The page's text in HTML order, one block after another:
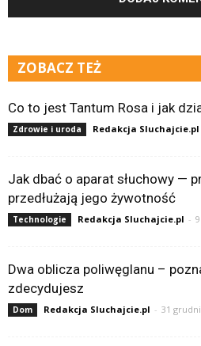
ZOBACZ TEŻ
Co to jest Tantum Rosa i jak
Zdrowie i uroda Redakcja Sluchajcie.pl
Jak dbać o aparat słuchowy —
przedłużają jego żywotność
Technologie Redakcja Sluchajcie.pl -
Dwa oblicza poliwęglanu –
zdecydujesz
Dom Redakcja Sluchajcie.pl - 31